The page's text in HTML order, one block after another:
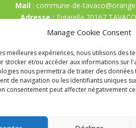
Manage Cookie Consent
meilleures expériences, nous utilisons des
stocker et/ou accéder aux informations sur
nous permettra de traiter des données
de navigation ou les identifiants uniques
consentement peut affecter négativement
Mail : commune-de-
Adresse :Figarella 20167